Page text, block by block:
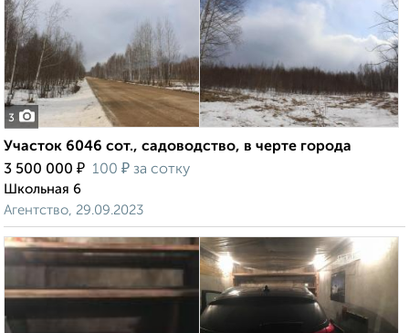
3
Участок 6046 сот., садоводство, в черте города
3 500 000 ₽ 100 ₽ за сотку
Школьная 6
Агентство, 29.09.2023